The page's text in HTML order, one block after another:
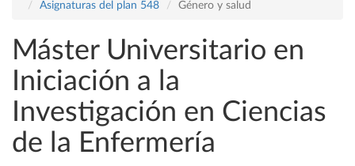
Asignaturas del plan 548
Género y salud
Máster Universitario en
Iniciación a la
Investigación en Ciencias
de la Enfermería